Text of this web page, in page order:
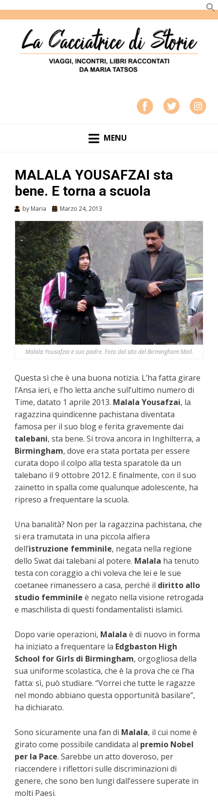
LA CACCIATRICE DI STORIE
VIAGGI, INCONTRI, LIBRI RACCONTATI DA MARIA
TATSOS
MENU
MALALA YOUSAFZAI sta
bene. E torna a scuola
by Maria Marzo 24, 2013
Malala Yousafzai e suo padre. Foto dal sito del Birmingham Mail.
Questa sì che è una buona notizia. L’ha fatta girare
l’Ansa ieri, e l’ho letta anche sull’ultimo numero di
Time, datato 1 aprile 2013. Malala Yousafzai, la
ragazzina quindicenne pachistana diventata
famosa per il suo blog e ferita gravemente dai
talebani, sta bene. Si trova ancora in Inghilterra, a
Birmingham, dove era stata portata per essere
curata dopo il colpo alla testa sparatole da un
talebano il 9 ottobre 2012. E finalmente, con il suo
zainetto in spalla come qualunque adolescente, ha
ripreso a frequentare la scuola.
Una banalità? Non per la ragazzina pachistana, che
si era tramutata in una piccola alfiera
dell’istruzione femminile, negata nella regione
dello Swat dai talebani al potere. Malala ha tenuto
testa con coraggio a chi voleva che lei e le sue
coetanee rimanessero a casa, perché il diritto allo
studio femminile è negato nella visione retrogada
e maschilista di questi fondamentalisti islamici.
Dopo varie operazioni, Malala è di nuovo in forma
ha iniziato a frequentare la Edgbaston High
School for Girls di Birmingham, orgogliosa della
sua uniforme scolastica, che è la prova che ce l’ha
fatta: sì, può studiare. “Vorrei che tutte le ragazze
nel mondo abbiano questa opportunità basilare”,
ha dichiarato.
Sono sicuramente una fan di Malala, il cui nome è
girato come possibile candidata al premio Nobel
per la Pace. Sarebbe un atto doveroso, per
riaccendere i riflettori sulle discriminazioni di
genere, che sono ben lungi dall’essere superate in
molti Paesi.